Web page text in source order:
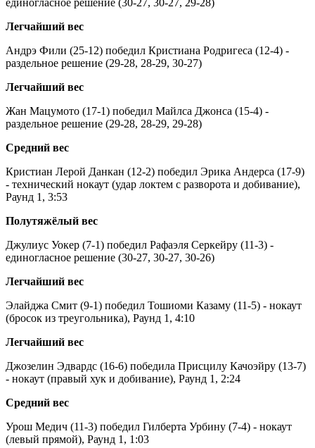
Легчайший вес
Андрэ Фили (25-12) победил Кристиана Родригеса (12-4) -
раздельное решение (29-28, 28-29, 30-27)
Легчайший вес
Жан Мацумото (17-1) победил Майлса Джонса (15-4) -
раздельное решение (29-28, 28-29, 29-28)
Средний вес
Кристиан Лерой Данкан (12-2) победил Эрика Андерса (17-9)
- технический нокаут (удар локтем с разворота и добивание),
Раунд 1, 3:53
Полутяжёлый вес
Джулиус Уокер (7-1) победил Рафаэля Серкейру (11-3) -
единогласное решение (30-27, 30-27, 30-26)
Легчайший вес
Элайджа Смит (9-1) победил Тошиоми Казаму (11-5) - нокаут
(бросок из треугольника), Раунд 1, 4:10
Легчайший вес
Джозелин Эдвардс (16-6) победила Присцилу Качоэйру (13-7)
- нокаут (правый хук и добивание), Раунд 1, 2:24
Средний вес
Урош Медич (11-3) победил Гилберта Урбину (7-4) - нокаут
(левый прямой), Раунд 1, 1:03